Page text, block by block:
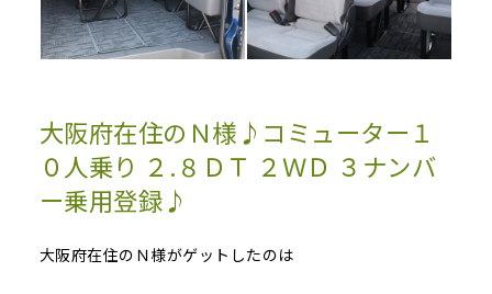
大阪府在住のＮ様♪コミューター１
０人乗り ２.８ＤＴ ２ＷＤ ３ナンバ
ー乗用登録♪
大阪府在住のＮ様がゲットしたのは